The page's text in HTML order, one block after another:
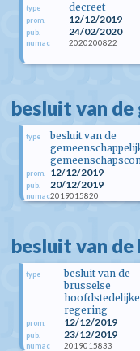
type decreet
prom. 12/12/2019
pub. 24/02/2020
numac 2020200822
besluit van de
type
besluit van de
prom. 12/12/2019
pub. 20/12/2019
numac2019015820
besluit van
type
besluit van de
brusselse
hoofdstedelijke
regering
prom. 12/12/2019
pub. 23/12/2019
numac 2019015833